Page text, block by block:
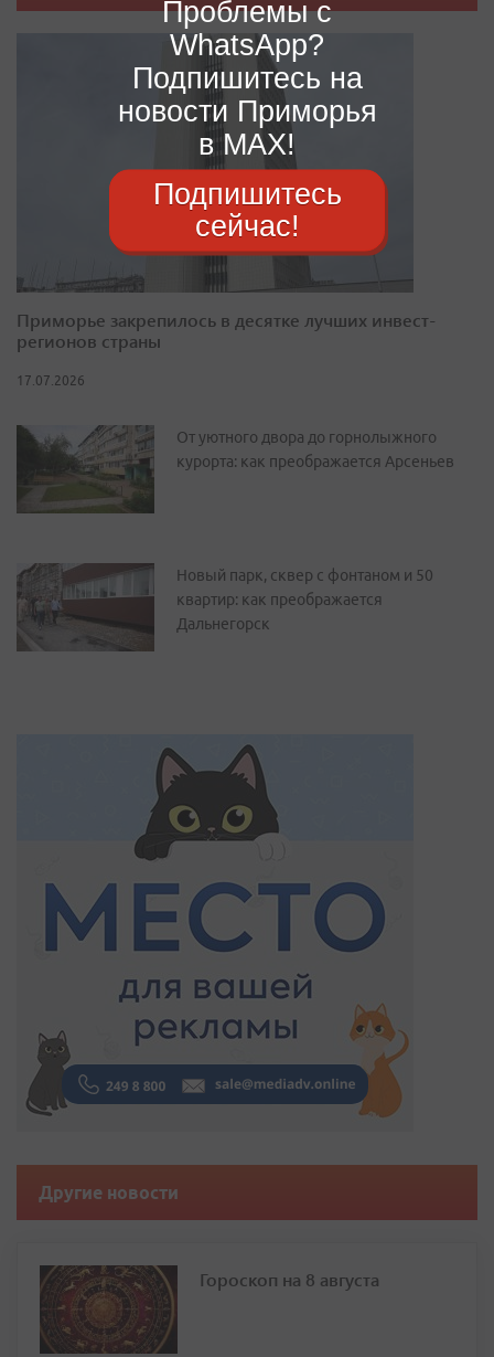
Приморье закрепилось в десятке лучших инвест-
регионов страны
17.07.2026
От уютного двора до горнолыжного
курорта: как преображается Арсеньев
Новый парк, сквер с фонтаном и 50
квартир: как преображается
Дальнегорск
Другие новости
Гороскоп на 8 августа
Проблемы с
WhatsApp?
Подпишитесь на
новости Приморья
в MAX!
Подпишитесь
сейчас!